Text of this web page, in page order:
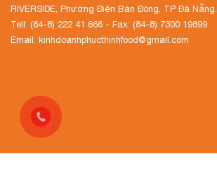
RIVERSIDE, Phường Điện Bàn Đông, TP Đà Nẵng.
Tell: (84-8) 222 41 666 - Fax: (84-8) 7300 19899
Email: kinhdoanhphucthinhfood@gmail.com